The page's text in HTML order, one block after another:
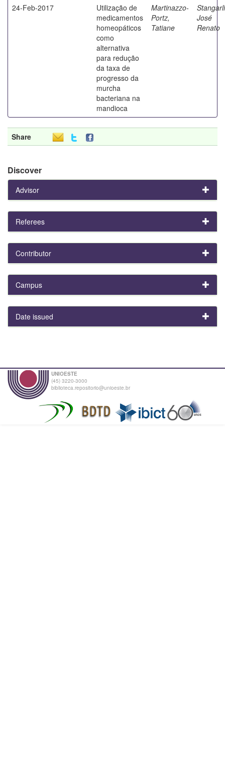
24-Feb-2017
Utilização de
medicamentos
homeopáticos
como
alternativa
para redução
da taxa de
progresso da
murcha
bacteriana na
mandioca
Martinazzo-
Portz,
Tatiane
José
Renato
Share
Discover
Advisor
Referees
Contributor
Campus
Date issued
UNIOESTE
(45) 3220-3000
biblioteca.repositorio@unioeste.br